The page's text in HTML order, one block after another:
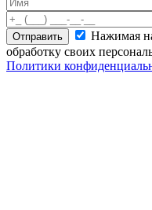
Нажимая
обработку своих
Политики